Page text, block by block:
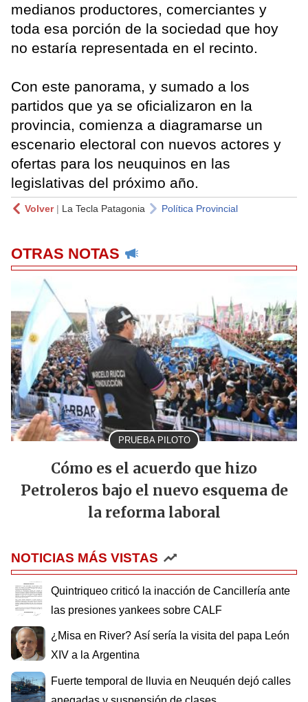
medianos productores, comerciantes y
toda esa porción de la sociedad que hoy
no estaría representada en el recinto.
Con este panorama, y sumado a los
partidos que ya se oficializaron en la
provincia, comienza a diagramarse un
escenario electoral con nuevos actores y
ofertas para los neuquinos en las
legislativas del próximo año.
Volver| La Tecla Patagonia Política Provincial
OTRAS NOTAS
PRUEBA PILOTO
Cómo es el acuerdo que hizo
Petroleros bajo el nuevo esquema de
la reforma laboral
NOTICIAS MÁS VISTAS
Quintriqueo criticó la inacción de Cancillería ante
las presiones yankees sobre CALF
¿Misa en River? Así sería la visita del papa León
XIV a la Argentina
Fuerte temporal de lluvia en Neuquén dejó calles